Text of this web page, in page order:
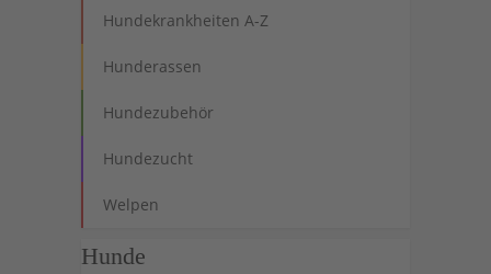
Hundekrankheiten A-Z
Hunderassen
Hundezubehör
Hundezucht
Welpen
Hunde